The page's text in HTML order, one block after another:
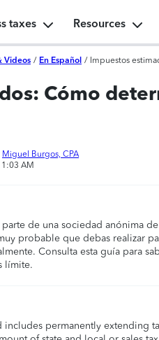
taxes Resources
Videos / En Español / Impuestos
Cómo
Miguel Burgos, CPA
AM
de una sociedad anónima
probable que debas realizar
Consulta esta guía para
límite.
permanently extending